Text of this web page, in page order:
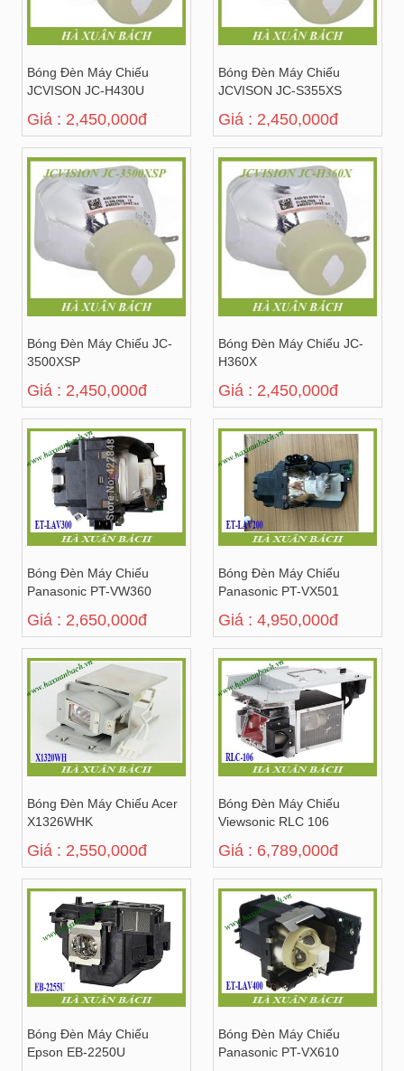
Bóng Đèn Máy Chiếu
JCVISON JC-H430U
Giá : 2,450,000đ
Bóng Đèn Máy Chiếu
JCVISON JC-S355XS
Giá : 2,450,000đ
Bóng Đèn Máy Chiếu JC-
3500XSP
Giá : 2,450,000đ
Bóng Đèn Máy Chiếu JC-
H360X
Giá : 2,450,000đ
Bóng Đèn Máy Chiếu
Panasonic PT-VW360
Giá : 2,650,000đ
Bóng Đèn Máy Chiếu
Panasonic PT-VX501
Giá : 4,950,000đ
Bóng Đèn Máy Chiếu Acer
X1326WHK
Giá : 2,550,000đ
Bóng Đèn Máy Chiếu
Viewsonic RLC 106
Giá : 6,789,000đ
Bóng Đèn Máy Chiếu
Epson EB-2250U
Bóng Đèn Máy Chiếu
Panasonic PT-VX610